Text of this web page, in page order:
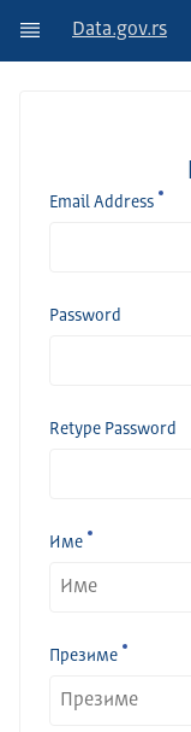
Data.gov.rs
Email Address
Password
Retype Password
Име
Презиме